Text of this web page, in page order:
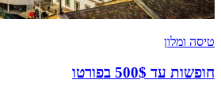
טיסה ומלון
חופשות עד 500$ בפורטו